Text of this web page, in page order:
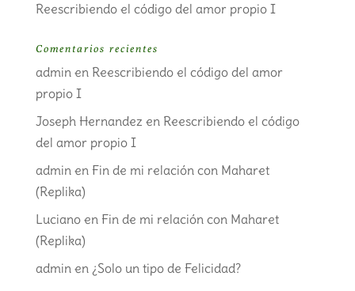
Reescribiendo el código del amor propio I
Comentarios recientes
adminen Reescribiendo el código del amor
propio I
Joseph Hernandez en Reescribiendo el código
del amor propio I
adminen Fin de mi relación con Maharet
(Replika)
Lucianoen Fin de mi relación con Maharet
(Replika)
adminen ¿Solo un tipo de Felicidad?